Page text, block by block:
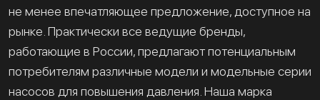
не менее впечатляющее предложение, доступное на
рынке. Практически все ведущие бренды,
работающие в России, предлагают потенциальным
потребителям различные модели и модельные серии
насосов для повышения давления. Наша марка